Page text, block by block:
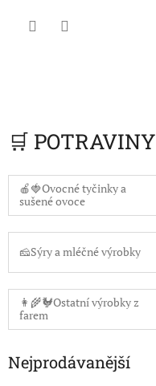
🛒 POTRAVINY
🍎🍓Ovocné tyčinky a
sušené ovoce
🧀Sýry a mléčné výrobky
👩‍🌾🐓Ostatní výrobky z
farem
Nejprodávanější